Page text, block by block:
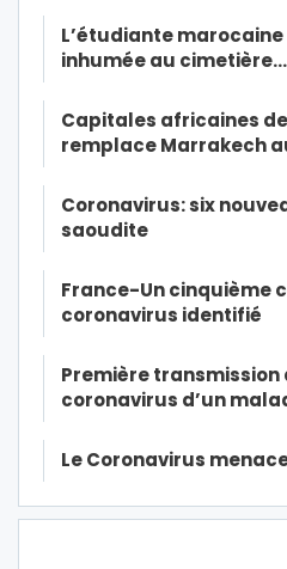
L’étudiante
inhumée au cimetière…
Capitales africaines
remplace Marrakech
Coronavirus: six
saoudite
France-Un cinquième
coronavirus identifié
Première transmission
coronavirus d’un
Le Coronavirus